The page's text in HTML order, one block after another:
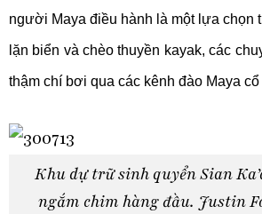
người Maya điều hành là một lựa chọn
lặn biển và chèo thuyền kayak, các
thậm chí bơi qua các kênh đào Maya cổ
Khu dự trữ sinh quyển Sian
ngắm chim hàng đầu. Justin